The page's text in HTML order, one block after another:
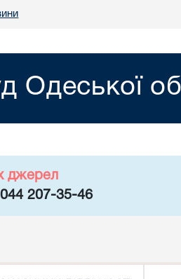
Одеської
джерел
207-35-46